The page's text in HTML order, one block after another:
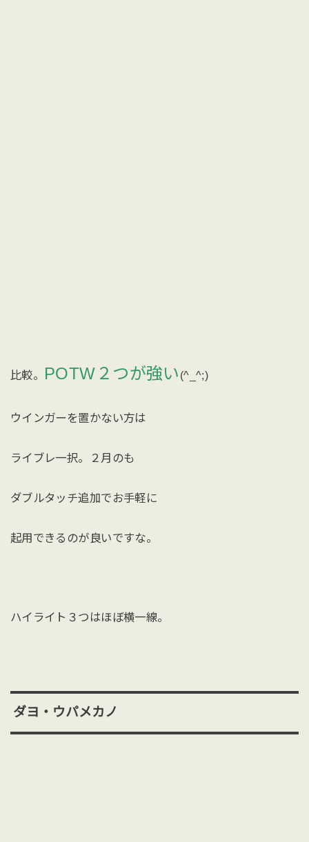
比較。 POTW２つが強い (^_^;)
ウインガーを置かない方は
ライブレ一択。２月のも
ダブルタッチ追加でお手軽に
起用できるのが良いですな。
ハイライト３つはほぼ横一線。
ダヨ・ウパメカノ